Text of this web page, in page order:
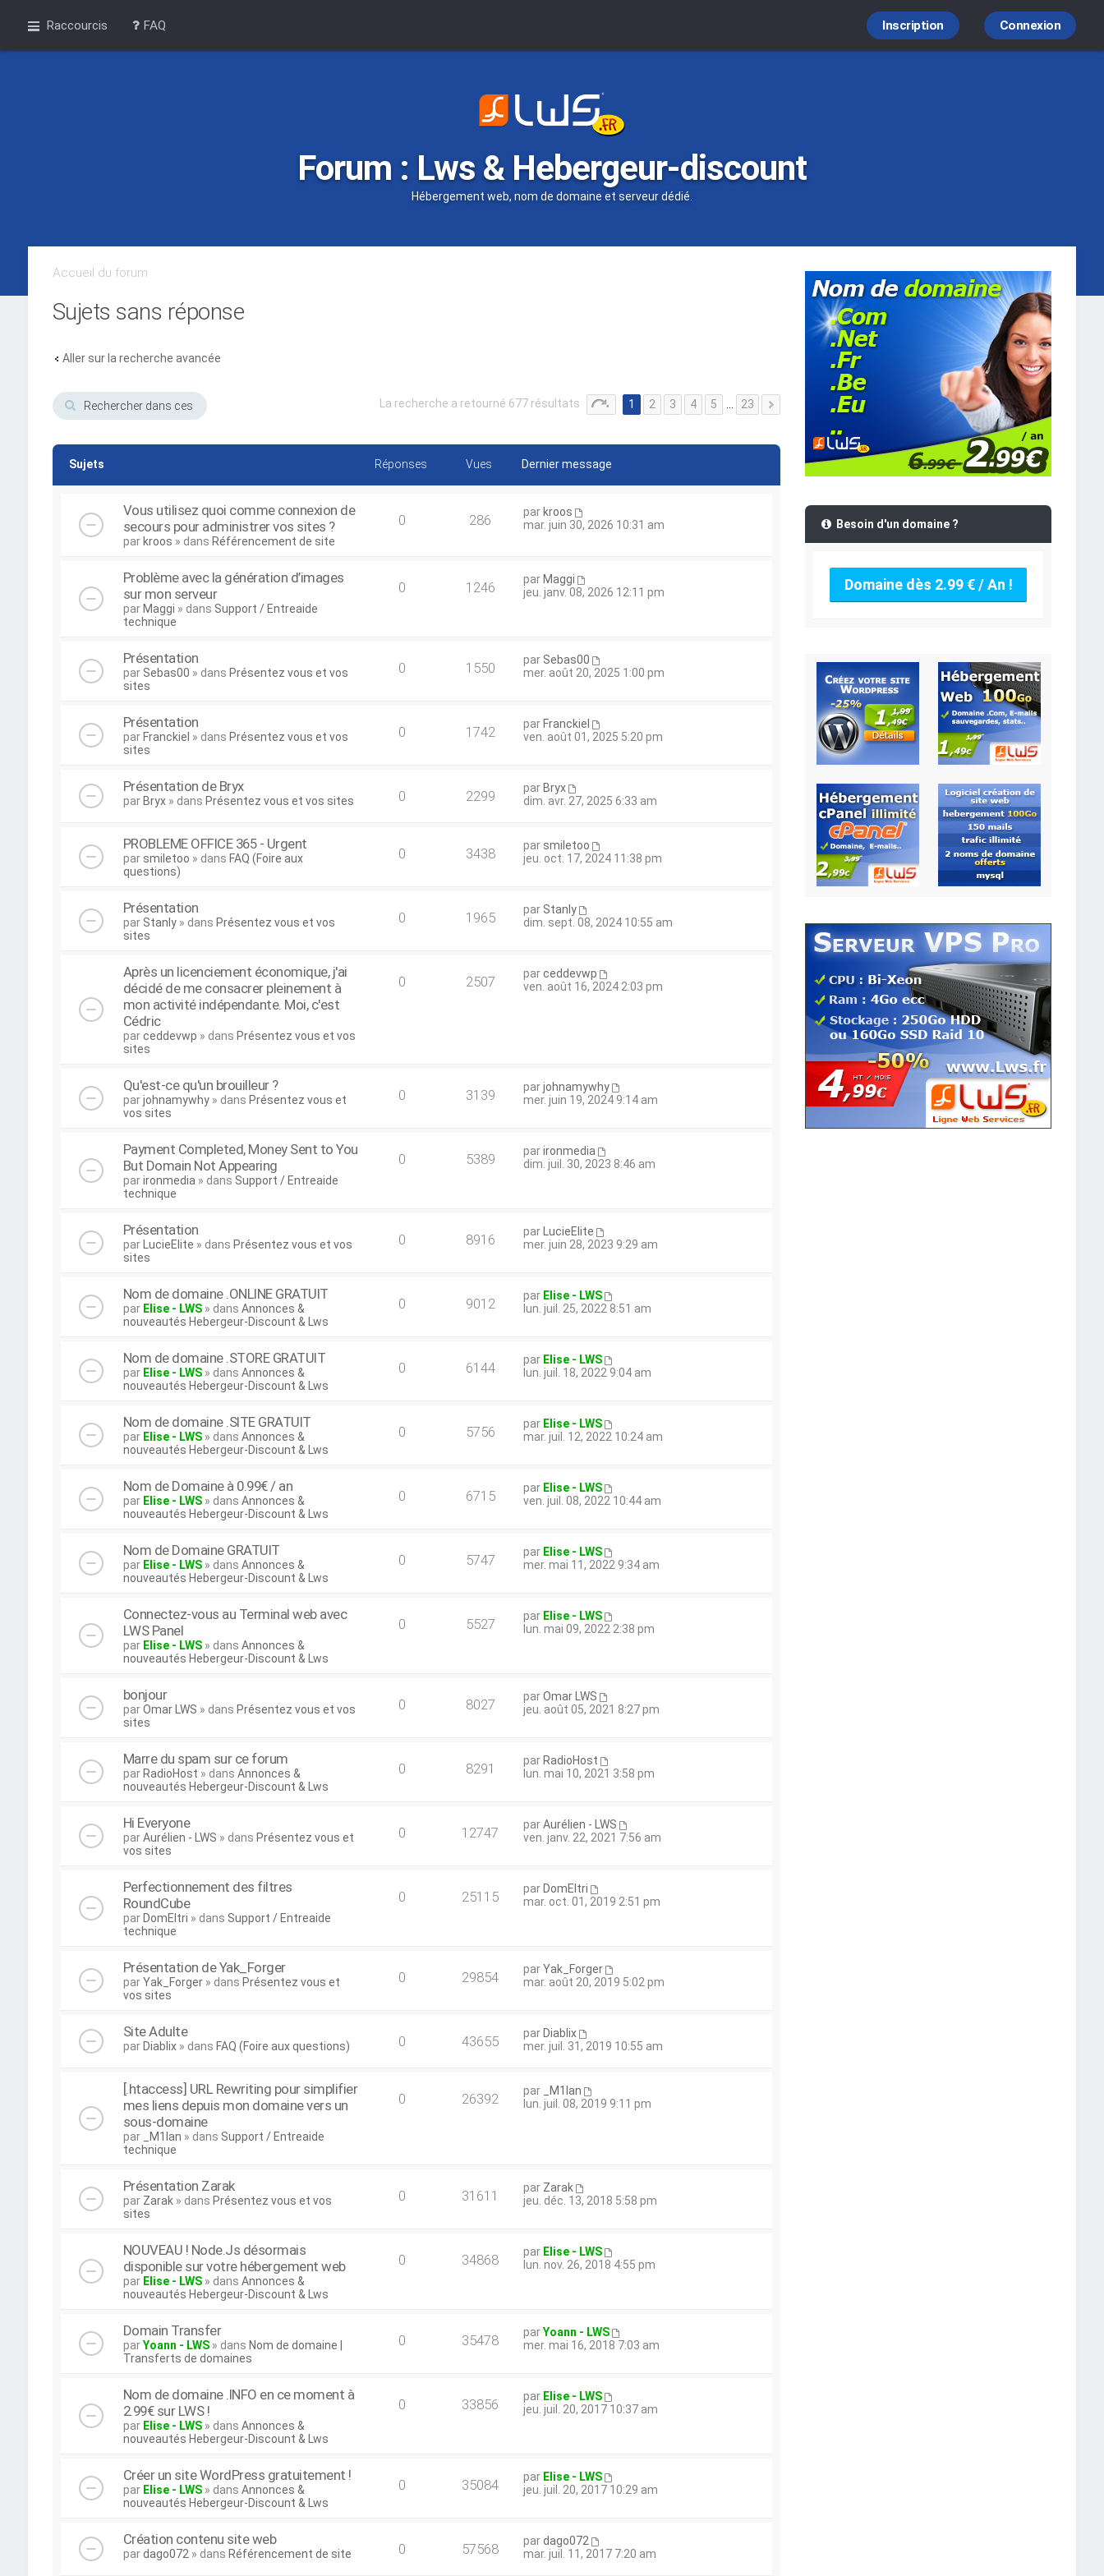
Raccourcis FAQ Connexion
Inscription
Forum : Lws & Hebergeur-discount
Hébergement web, nom de domaine et serveur dédié.
Accueil du forum
Sujets sans réponse
Aller sur la recherche avancée
La recherche a retourné 677 résultats 1 2 3 4 5 23
Sujets Réponses Vues Dernier message
Vous utilisez quoi comme connexion de
secours pour administrer vos sites ?
par kroos » dans Référencement de site
0 286 par kroos
mar. juin 30, 2026 10:31 am
Problème avec la génération d’images
sur mon serveur
par Maggi » dans Support / Entreaide
technique
0 1246 par Maggi
jeu. janv. 08, 2026 12:11 pm
Présentation
par Sebas00 » dans Présentez vous et vos
sites
0 1550 par Sebas00
mer. août 20, 2025 1:00 pm
Présentation
par Franckiel » dans Présentez vous et vos
sites
0 1742 par Franckiel
ven. août 01, 2025 5:20 pm
Présentation de Bryx
par Bryx» dans Présentez vous et vos sites 0 2299 par Bryx
dim. avr. 27, 2025 6:33 am
PROBLEME OFFICE 365 - Urgent
par smiletoo » dans FAQ (Foire aux
questions)
0 3438 par smiletoo
jeu. oct. 17, 2024 11:38 pm
Présentation
par Stanly» dans Présentez vous et vos
sites
0 1965 par Stanly
dim. sept. 08, 2024 10:55 am
Après un licenciement économique, j'ai
décidé de me consacrer pleinement à
mon activité indépendante. Moi, c'est
Cédric
parceddevwp » dans Présentez vous et vos
sites
0 2507 parceddevwp
ven. août 16, 2024 2:03 pm
Qu'est-ce qu'un brouilleur ?
parjohnamywhy» dans Présentez vous et
vos sites
0 3139 parjohnamywhy
mer. juin 19, 2024 9:14 am
Payment Completed, Money Sent to You
But Domain Not Appearing
parironmedia » dans Support / Entreaide
technique
0 5389 parironmedia
dim. juil. 30, 2023 8:46 am
Présentation
par LucieElite » dans Présentez vous et vos
sites
0 8916 par
LucieElite
mer. juin 28, 2023 9:29 am
Nom de domaine .ONLINE GRATUIT
par Elise - LWS» dans Annonces &
nouveautés Hebergeur-Discount & Lws
0 9012 par Elise - LWS
lun. juil. 25, 2022 8:51 am
Nom de domaine .STORE GRATUIT
par Elise - LWS» dans Annonces &
nouveautés Hebergeur-Discount & Lws
0 6144 par Elise - LWS
lun. juil. 18, 2022 9:04 am
Nom de domaine .SITE GRATUIT
par Elise - LWS» dans Annonces &
nouveautés Hebergeur-Discount & Lws
0 5756 par Elise - LWS
mar. juil. 12, 2022 10:24 am
Nom de Domaine à 0.99€ / an
par Elise - LWS» dans Annonces &
nouveautés Hebergeur-Discount & Lws
0 6715 par Elise - LWS
ven. juil. 08, 2022 10:44 am
Nom de Domaine GRATUIT
par Elise - LWS» dans Annonces &
nouveautés Hebergeur-Discount & Lws
0 5747 par Elise - LWS
mer. mai 11, 2022 9:34 am
Connectez-vous au Terminal web avec
LWS Panel
par Elise - LWS» dans Annonces &
nouveautés Hebergeur-Discount & Lws
0 5527 par Elise - LWS
lun. mai 09, 2022 2:38 pm
bonjour
parOmar LWS » dans Présentez vous et vos
sites
0 8027 parOmar LWS
jeu. août 05, 2021 8:27 pm
Marre du spam sur ce forum
par RadioHost » dans Annonces &
nouveautés Hebergeur-Discount & Lws
0 8291 par RadioHost
lun. mai 10, 2021 3:58 pm
Hi Everyone
parAurélien - LWS » dans Présentez vous et
vos sites
0 12747 parAurélien - LWS
ven. janv. 22, 2021 7:56 am
Perfectionnement des filtres
RoundCube
par DomEltri » dans Support / Entreaide
technique
0 25115 par DomEltri
mar. oct. 01, 2019 2:51 pm
Présentation de Yak_Forger
parYak_Forger» dans Présentez vous et
vos sites
0 29854 parYak_Forger
mar. août 20, 2019 5:02 pm
Site Adulte
par Diablix» dans FAQ (Foire aux questions) 0 43655 par Diablix
mer. juil. 31, 2019 10:55 am
[.htaccess] URL Rewriting pour simplifier
mes liens depuis mon domaine vers un
sous-domaine
par _M1lan » dans Support / Entreaide
technique
0 26392 par
_M1lan
lun. juil. 08, 2019 9:11 pm
Présentation Zarak
par Zarak» dans Présentez vous et vos
sites
0 31611 par Zarak
jeu. déc. 13, 2018 5:58 pm
NOUVEAU ! Node.Js désormais
disponible sur votre hébergement web
par Elise - LWS» dans Annonces &
nouveautés Hebergeur-Discount & Lws
0 34868 par Elise - LWS
lun. nov. 26, 2018 4:55 pm
Domain Transfer
parYoann - LWS» dans Nom de domaine |
Transferts de domaines
0 35478 parYoann - LWS
mer. mai 16, 2018 7:03 am
Nom de domaine .INFO en ce moment à
2.99€ sur LWS !
par Elise - LWS» dans Annonces &
nouveautés Hebergeur-Discount & Lws
0 33856 par Elise - LWS
jeu. juil. 20, 2017 10:37 am
Créer un site WordPress gratuitement !
par Elise - LWS» dans Annonces &
nouveautés Hebergeur-Discount & Lws
0 35084 par Elise - LWS
jeu. juil. 20, 2017 10:29 am
Création contenu site web
pardago072 » dans Référencement de site 0 57568 pardago072
mar. juil. 11, 2017 7:20 am
Besoin d'un domaine ?
Domaine dès 2.99 € / An !